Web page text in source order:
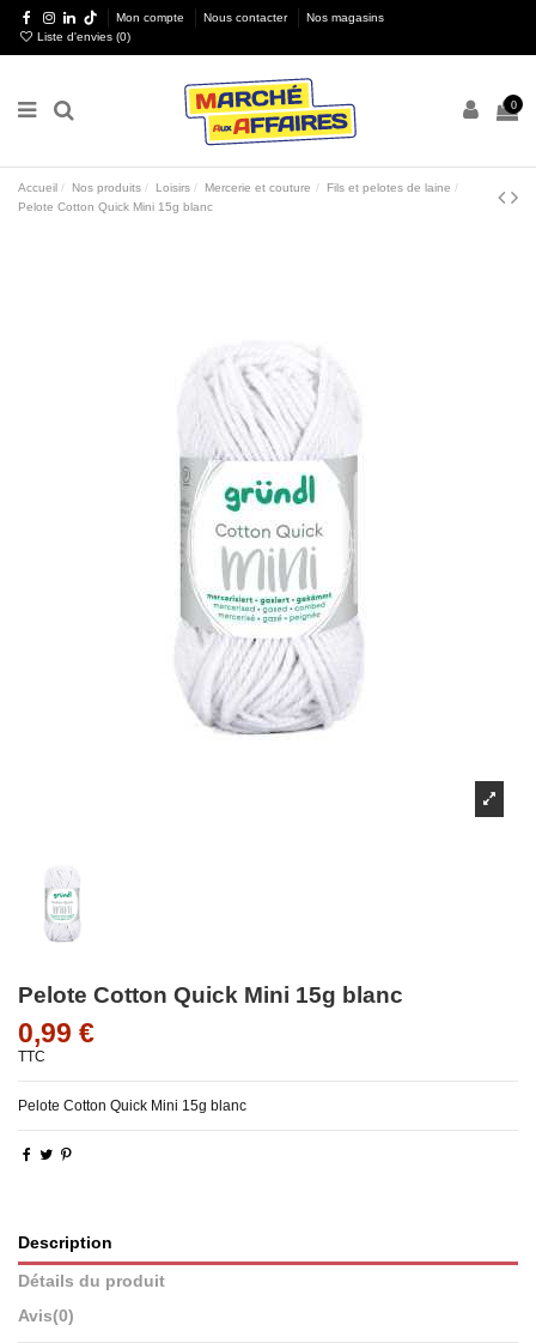
Mon compte Nous contacter
Nos magasins
Liste d'envies (0)
0
Accueil Nos produits Loisirs Mercerie et couture
Fils et pelotes de laine
Pelote Cotton Quick Mini 15g blanc
Pelote Cotton Quick Mini 15g blanc
0,99 €
TTC
Pelote Cotton Quick Mini 15g blanc
Description
Détails du produit
Avis(0)